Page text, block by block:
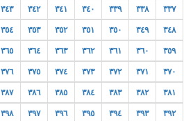
٣٣٧ ٣٣٨ ٣٣٩ ٣٤٠ ٣٤١ ٣٤٢ ٣٤٣
٣٤٨ ٣٤٩ ٣٥٠ ٣٥١ ٣٥٢ ٣٥٣ ٣٥٤
٣٥٩ ٣٦٠ ٣٦١ ٣٦٢ ٣٦٣ ٣٦٤ ٣٦٥
٣٧٠ ٣٧١ ٣٧٢ ٣٧٣ ٣٧٤ ٣٧٥ ٣٧٦
٣٨١ ٣٨٢ ٣٨٣ ٣٨٤ ٣٨٥ ٣٨٦ ٣٨٧
٣٩٢ ٣٩٣ ٣٩٤ ٣٩٥ ٣٩٦ ٣٩٧ ٣٩٨